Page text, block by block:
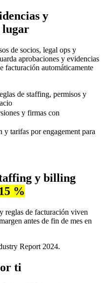
y
lugar
de socios, legal ops y
aprobaciones y evidencias
facturación automáticamente
de staffing, permisos y
y firmas con
tarifas por engagement para
y billing
15 %
reglas de facturación viven
antes de fin de mes en
Report 2024.
ti